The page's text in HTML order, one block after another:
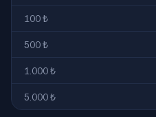
100 ₺
500 ₺
1.000 ₺
5.000 ₺